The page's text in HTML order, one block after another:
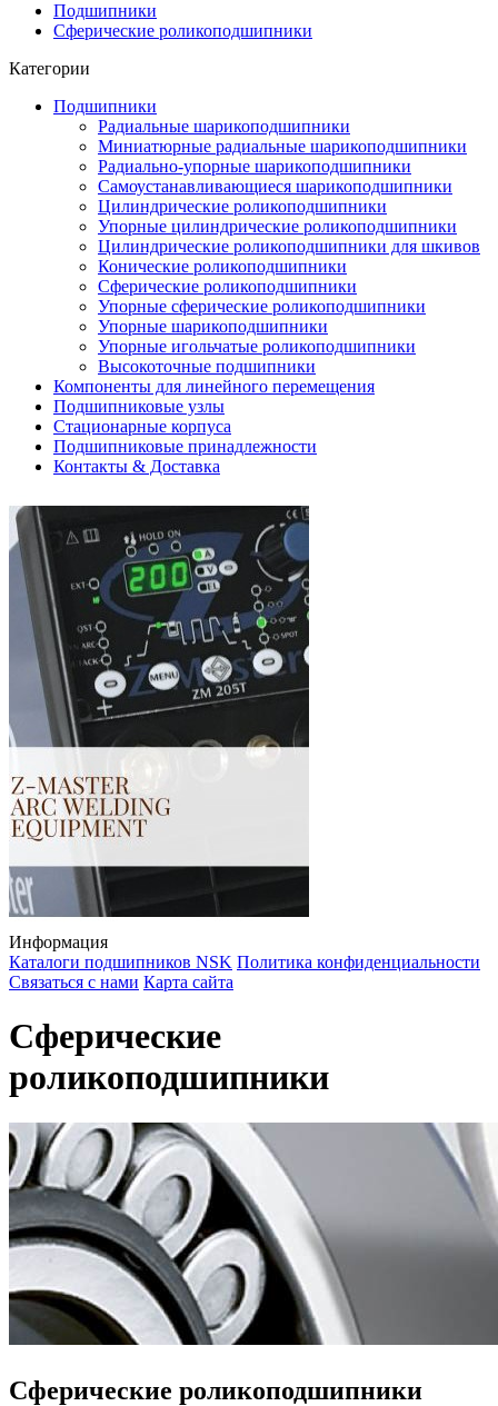
Подшипники
Сферические роликоподшипники
Категории
Подшипники
Радиальные шарикоподшипники
Миниатюрные радиальные шарикоподшипники
Радиально-упорные шарикоподшипники
Самоустанавливающиеся шарикоподшипники
Цилиндрические роликоподшипники
Упорные цилиндрические роликоподшипники
Цилиндрические роликоподшипники для шкивов
Конические роликоподшипники
Сферические роликоподшипники
Упорные сферические роликоподшипники
Упорные шарикоподшипники
Упорные игольчатые роликоподшипники
Высокоточные подшипники
Компоненты для линейного перемещения
Подшипниковые узлы
Стационарные корпуса
Подшипниковые принадлежности
Контакты & Доставка
Информация
Каталоги подшипников NSK Политика конфиденциальности
Связаться с нами Карта сайта
Сферические
роликоподшипники
Сферические роликоподшипники